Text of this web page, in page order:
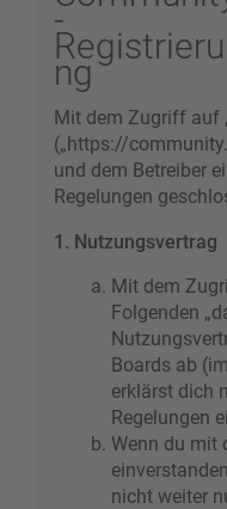
-
Registrieru
ng
Mit dem Zugriff auf
(„https://
und dem Betreiber
Regelungen
1. Nutzungsvertrag
Mit dem
Folgenden
Boards ab
erklärst dich
Regelungen
Wenn du mit
nicht weiter